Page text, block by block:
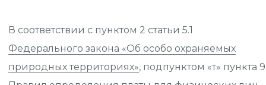
В соответствии с пунктом 2 статьи 5.1
Федерального закона «Об особо охраняемых
природных территориях», подпунктом «т» пункта 9